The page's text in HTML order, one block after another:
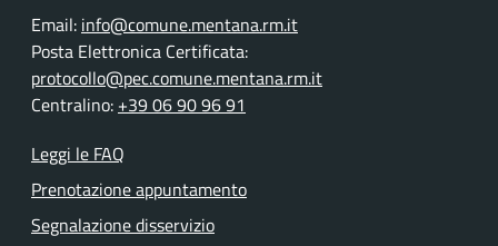
Email: info@comune.mentana.rm.it
Posta Elettronica Certificata:
protocollo@pec.comune.mentana.rm.it
Centralino: +39 06 90 96 91
Leggi le FAQ
Prenotazione appuntamento
Segnalazione disservizio